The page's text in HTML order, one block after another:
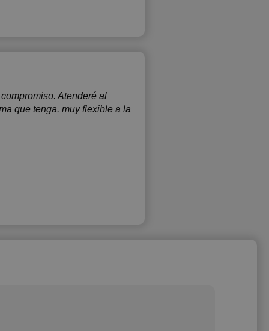
Atenderé al
que tenga. muy flexible a la